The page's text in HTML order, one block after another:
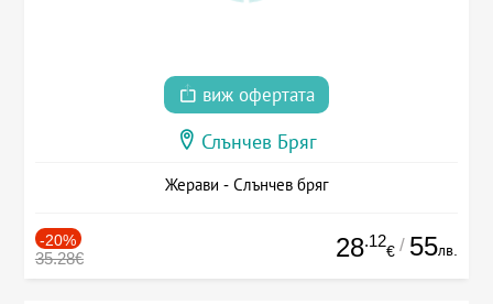
виж офертата
Слънчев Бряг
Жерави - Слънчев бряг
-20%
35.28€ 28.12
€ / 55лв.